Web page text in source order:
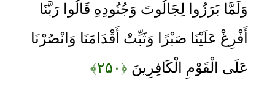
وَلَمَّا بَرَزُوا لِجَالُوتَ وَجُنُودِهِ قَالُوا رَبَّنَا
أَفْرِغْ عَلَيْنَا صَبْرًا وَثَبِّتْ أَقْدَامَنَا وَانْصُرْنَا
عَلَى الْقَوْمِ الْكَافِرِينَ ﴿۲۵۰﴾